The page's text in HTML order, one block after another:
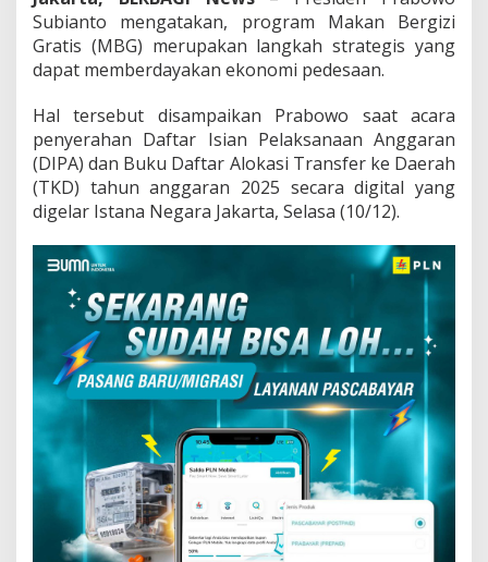
Subianto mengatakan, program Makan Bergizi
Gratis (MBG) merupakan langkah strategis yang
dapat memberdayakan ekonomi pedesaan.
Hal tersebut disampaikan Prabowo saat acara
penyerahan Daftar Isian Pelaksanaan Anggaran
(DIPA) dan Buku Daftar Alokasi Transfer ke Daerah
(TKD) tahun anggaran 2025 secara digital yang
digelar Istana Negara Jakarta, Selasa (10/12).